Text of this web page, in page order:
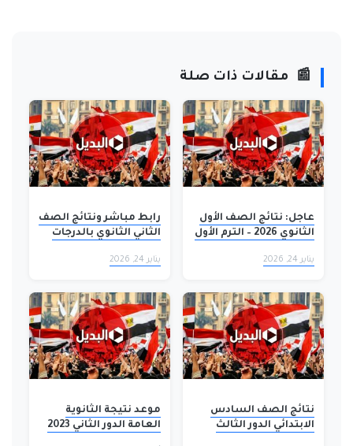
📰 مقالات ذات صلة
عاجل: نتائج الصف الأول
الثانوي 2026 – الترم الأول
كاملة حول كيفية
الجلوس والتقديرات
يناير 24, 2026
رابط مباشر ونتائج الصف
الثاني الثانوي بالدرجات
2026 – لا تفوت فرصة
يناير 24, 2026
نتائج الصف السادس
الابتدائي الدور الثالث
موعد نتيجة الثانوية
العامة الدور الثاني 2023